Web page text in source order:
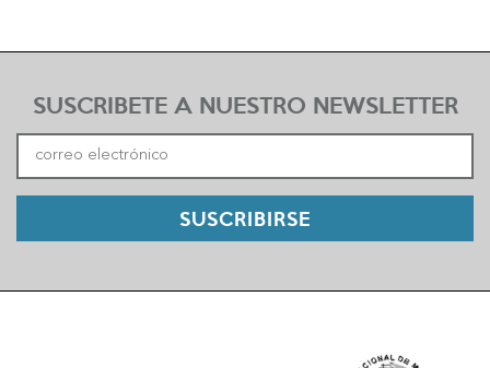
SUSCRIBETE A NUESTRO NEWSLETTER
SUSCRIBIRSE